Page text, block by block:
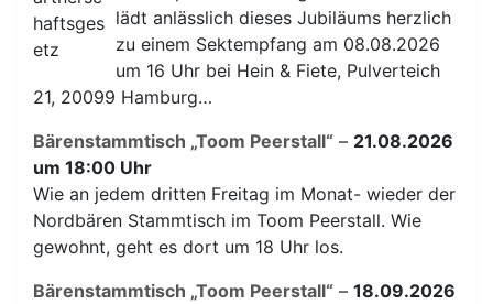
lädt anlässlich dieses Jubiläums herzlich
zu einem Sektempfang am 08.08.2026
um 16 Uhr bei Hein & Fiete, Pulverteich
21, 20099 Hamburg…
Bärenstammtisch „Toom Peerstall“ – 21.08.2026
um 18:00 Uhr
Wie an jedem dritten Freitag im Monat- wieder der
Nordbären Stammtisch im Toom Peerstall. Wie
gewohnt, geht es dort um 18 Uhr los.
Bärenstammtisch „Toom Peerstall“ – 18.09.2026